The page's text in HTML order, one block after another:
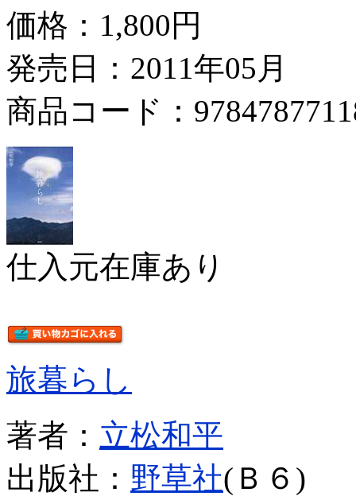
価格： 1,800円
発売日：2011年05月
商品コード：
仕入元在庫あり
旅暮らし
著者： 立松和平
出版社： 野草社(Ｂ６)